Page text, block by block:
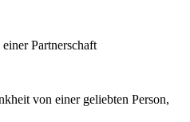
Partnerschaft
von einer geliebten Person,